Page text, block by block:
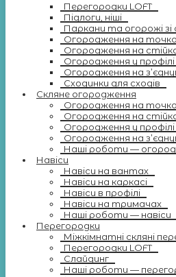
Перегородки LOFT
Підлоги, ніші
Паркани та огорожі зі
Огородження на
Огородження на
Огородження у профілі
Огородження на
Сходинки для сходів
Скляне огородження
Огородження на
Огородження на
Огородження у профілі
Огородження на
Наші роботи —
Навіси
Навіси на вантах
Навіси на каркасі
Навіси в профілі
Навіси на тримачах
Наші роботи — навіси
Перегородки
Міжкімнатні скляні
Перегородки LOFT
Слайдинг
Наші роботи —